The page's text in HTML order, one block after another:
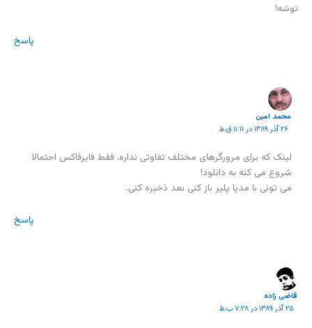
توشه!
پاسخ
محمد امين
۲۶ آذر ۱۳۸۹ در ۱۱:۱۱ ق.ظ
لینک که برای مرورگرهای مختلف تفاوتی نداره. فقط فایرفاکس احتمالا
شروع می کنه به دانلود!
می تونی با مدیا پلیر باز کنی بعد ذخیره کنی.
پاسخ
قاضی زاده
۲۵ آذر ۱۳۸۹ در ۷:۲۸ ب.ظ